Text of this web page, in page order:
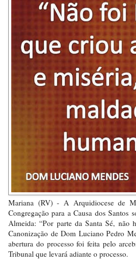
Mariana (RV) - A Arquidiocese de
Congregação para a Causa dos
Almeida: “Por parte da Santa Sé, não
Canonização de Dom Luciano Pedro
abertura do processo foi feita pelo
Tribunal que levará adiante o processo.